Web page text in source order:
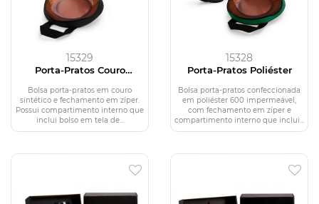
15329
Porta-Pratos Couro
Bolsa porta-pratos em couro
sintético e fechamento em zíper.
Possui compartimento interno que
inclui bolso em tela de...
15328
Porta-Pratos Poliéster
Bolsa porta-pratos confeccionada
em poliéster 600 impermeável,
com fechamento em zíper e
compartimento interno que inclui...